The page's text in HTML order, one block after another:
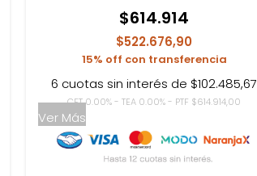
$614.914
$522.676,90
15% off con transferencia
6 cuotas sin interés de $102.485,67
CFT 0.00% - TEA 0.00% - PTF $614.914,00
Ver Más